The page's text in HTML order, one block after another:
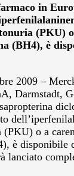
in
(PKU)
(BH4), è
2009 –
Darmstadt,
o a
è disponibile
lanciato